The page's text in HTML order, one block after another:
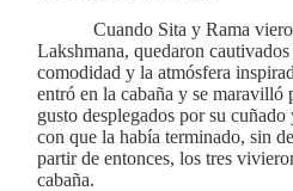
Cuando Sita y Rama
Lakshmana, quedaron
comodidad y la atmósfera
entró en la cabaña y se maravilló
gusto desplegados por su
con que la había terminado, sin
partir de entonces, los tres
cabaña.